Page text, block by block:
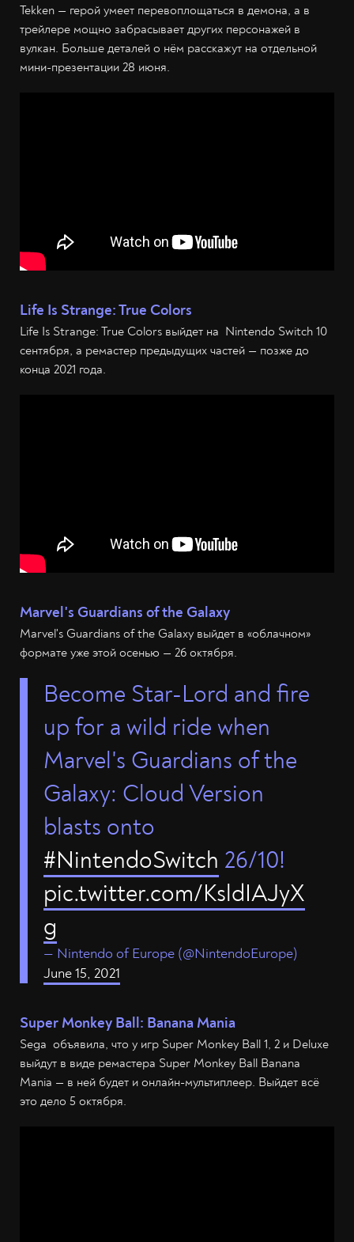
Tekken — герой умеет перевоплощаться в демона, а в
трейлере мощно забрасывает других персонажей в
вулкан. Больше деталей о нём расскажут на отдельной
мини-презентации 28 июня.
Life Is Strange: True Colors
Life Is Strange: True Colors выйдет на Nintendo Switch 10
сентября, а ремастер предыдущих частей — позже до
конца 2021 года.
Marvel's Guardians of the Galaxy
Marvel's Guardians of the Galaxy выйдет в «облачном»
формате уже этой осенью — 26 октября.
Become Star-Lord and fire
up for a wild ride when
Marvel's Guardians of the
Galaxy: Cloud Version
blasts onto
#NintendoSwitch 26/10!
pic.twitter.com/KsldIAJyX
g
— Nintendo of Europe (@NintendoEurope)
June 15, 2021
Super Monkey Ball: Banana Mania
Sega объявила, что у игр Super Monkey Ball 1, 2 и Deluxe
выйдут в виде ремастера Super Monkey Ball Banana
Mania — в ней будет и онлайн-мультиплеер. Выйдет всё
это дело 5 октября.